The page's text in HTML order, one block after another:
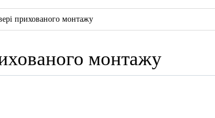
прихованого монтажу
монтажу